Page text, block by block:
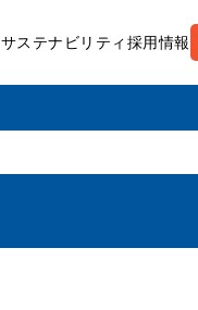
サステナビリティ 採用情報